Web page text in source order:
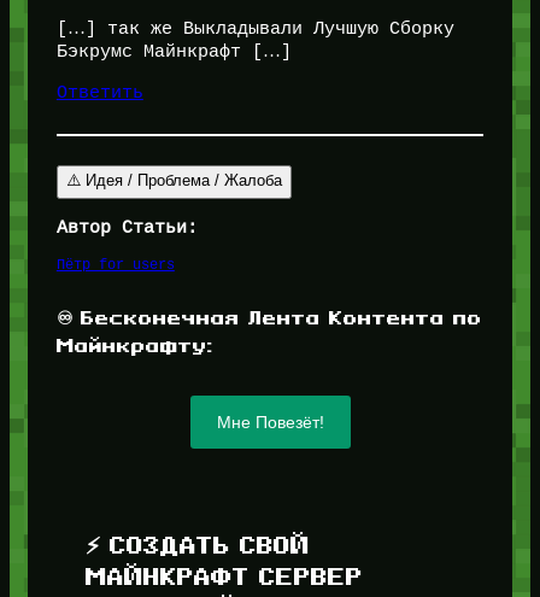
[…] так же Выкладывали Лучшую Сборку
Бэкрумс Майнкрафт […]
Ответить
⚠️ Идея / Проблема / Жалоба
Автор Статьи:
Пётр for_users
♾️ Бесконечная Лента Контента по
Майнкрафту:
Мне Повезёт!
⚡ СОЗДАТЬ СВОЙ
МАЙНКРАФТ СЕРВЕР